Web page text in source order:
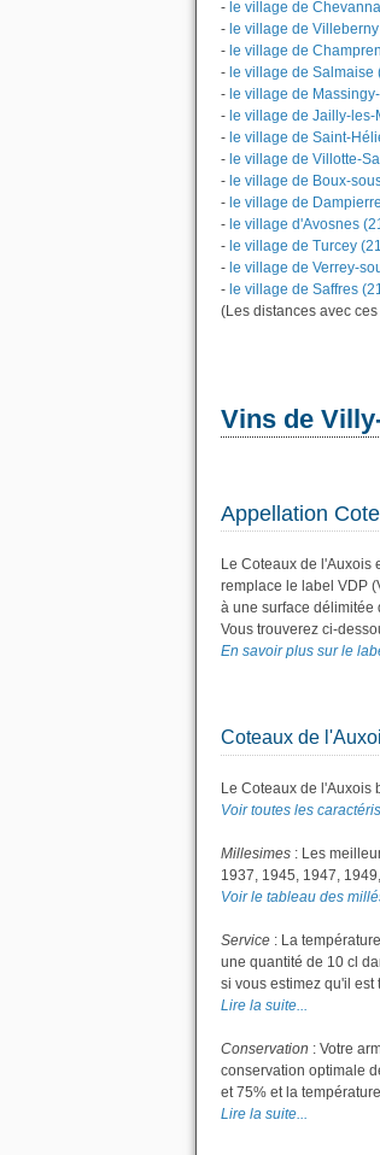
- le village de
- le village de
- le village de
- le village de Salmaise
- le village de
- le village de Jailly-
- le village de Saint-
- le village de Villotte-
- le village de Boux-
- le village de
- le village d'Avosnes
- le village de Turcey
- le village de Verrey-
- le village de Saffres
(Les distances avec
Vins de
Appellation
Le Coteaux de l'Auxois
remplace le label VDP
à une surface délimitée
Vous trouverez ci-
En savoir plus sur le
Coteaux de
Le Coteaux de l'Auxois
Voir toutes les
Millesimes : Les
1937, 1945, 1947,
Voir le tableau des
Service : La
une quantité de 10 cl
si vous estimez qu'il est
Lire la suite...
Conservation : Votre
conservation optimale
et 75% et la
Lire la suite...